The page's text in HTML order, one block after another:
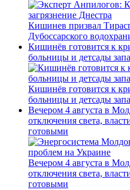
Кишинев призвал
Дубоссарского
Кишинёв готовится к
больницы и детсады
Кишинёв готовится к
больницы и детсады
Вечером 4 августа в
отключения света,
готовыми
Вечером 4 августа в
отключения света,
готовыми